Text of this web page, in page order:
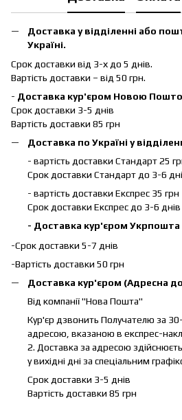
Доставка у відділенні або
Україні.
Срок доставки від 3-х до 5 днів.
Вартість доставки – від 50 грн.
- Доставка кур'єром Новою
Срок доставки 3-5 днів
Вартість доставки 85 грн
Доставка по Україні у
- вартість доставки Стандарт 25
Срок доставки Стандарт до 3-6
- вартість доставки Експрес 35 грн
Срок доставки Експрес до 3-6 днів
- Доставка кур'єром Укрпошта
-Срок доставки 5-7 днів
-Вартість доставки 50 грн
Доставка кур'єром (Адресна
Від компанії "Нова Пошта"
Кур'єр дзвонить Получателю за
адресою, вказаною в експрес-
2. Доставка за адресою
у вихідні дні за спеціальним
Срок доставки 3-5 днів
Вартість доставки 85 грн